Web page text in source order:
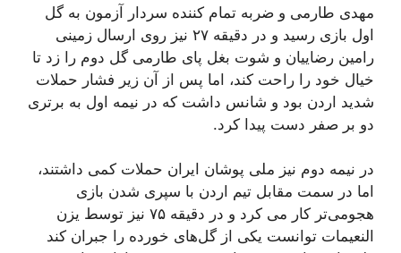
مهدی طارمی و ضربه تمام کننده سردار آزمون به گل
اول بازی رسید و در دقیقه ۲۷ نیز روی ارسال زمینی
رامین رضاییان و شوت بغل پای طارمی گل دوم را زد تا
خیال خود را راحت کند، اما پس از آن زیر فشار حملات
شدید اردن بود و شانس داشت که در نیمه اول به برتری
دو بر صفر دست پیدا کرد.
در نیمه دوم نیز ملی پوشان ایران حملات کمی داشتند،
اما در سمت مقابل تیم اردن با سپری شدن بازی
هجومی‌تر کار می کرد و در دقیقه ۷۵ نیز توسط یزن
النعیمات توانست یکی از گل‌های خورده را جبران کند